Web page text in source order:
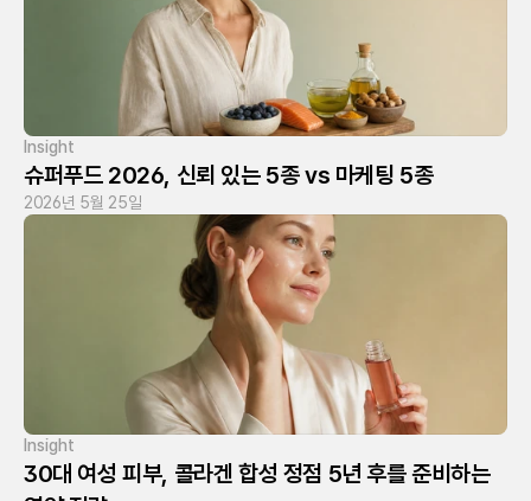
Insight
슈퍼푸드 2026, 신뢰 있는 5종 vs 마케팅 5종
2026년 5월 25일
Insight
30대 여성 피부, 콜라겐 합성 정점 5년 후를 준비하는